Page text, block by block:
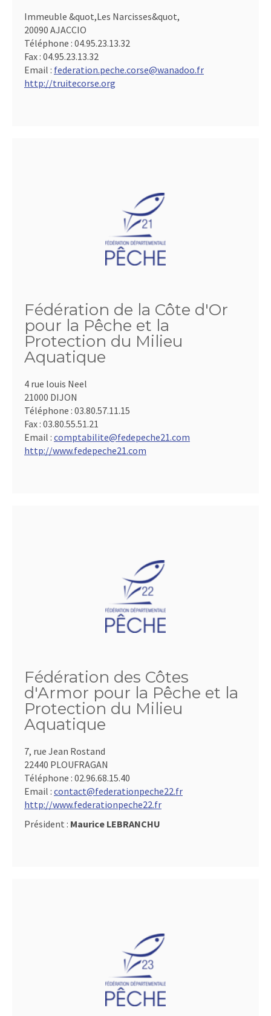
Immeuble &quot,Les Narcisses&quot,
20090 AJACCIO
Téléphone : 04.95.23.13.32
Fax : 04.95.23.13.32
Email : federation.peche.corse@wanadoo.fr
http://truitecorse.org
Fédération de la Côte d'Or
pour la Pêche et la
Protection du Milieu
Aquatique
4 rue louis Neel
21000 DIJON
Téléphone : 03.80.57.11.15
Fax : 03.80.55.51.21
Email : comptabilite@fedepeche21.com
http://www.fedepeche21.com
Fédération des Côtes
d'Armor pour la Pêche et la
Protection du Milieu
Aquatique
7, rue Jean Rostand
22440 PLOUFRAGAN
Téléphone : 02.96.68.15.40
Email : contact@federationpeche22.fr
http://www.federationpeche22.fr
Président : Maurice LEBRANCHU